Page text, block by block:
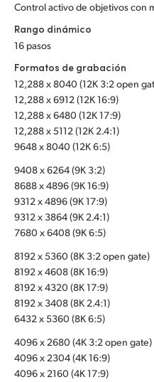
Sweden
Turkey
UAE
Ukraine
United States
Control activo de objetivos con
Rango dinámico
16 pasos
Formatos de grabación
12,288 x 8040 (12K 3:2 open
12,288 x 6912 (12K 16:9)
12,288 x 6480 (12K 17:9)
12,288 x 5112 (12K 2.4:1)
9648 x 8040 (12K 6:5)
9408 x 6264 (9K 3:2)
8688 x 4896 (9K 16:9)
9312 x 4896 (9K 17:9)
9312 x 3864 (9K 2.4:1)
7680 x 6408 (9K 6:5)
8192 x 5360 (8K 3:2 open gate)
8192 x 4608 (8K 16:9)
8192 x 4320 (8K 17:9)
8192 x 3408 (8K 2.4:1)
6432 x 5360 (8K 6:5)
4096 x 2680 (4K 3:2 open gate)
4096 x 2304 (4K 16:9)
4096 x 2160 (4K 17:9)